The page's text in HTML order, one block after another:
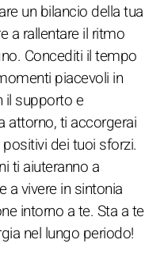
un bilancio della tua
a rallentare il ritmo
Concediti il tempo
piacevoli in
il supporto e
attorno, ti accorgerai
dei tuoi sforzi.
ti aiuteranno a
a vivere in sintonia
intorno a te. Sta a te
nel lungo periodo!